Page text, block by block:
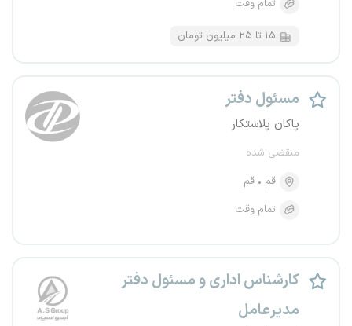
تمام وقت
۱۵ تا ۲۵ میلیون تومان
مسئول دفتر
پاکان پلاستکار
منقضی شده
قم
قم
تمام وقت
کارشناس اداری و مسئول دفتر
مدیرعامل